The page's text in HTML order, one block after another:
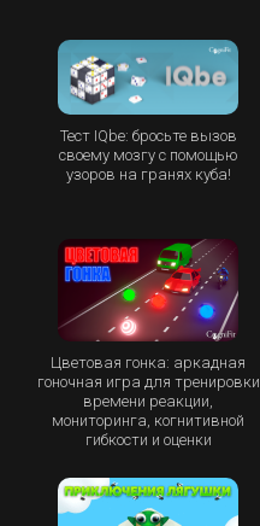
Тест IQbe: бросьте вызов
своему мозгу с помощью
узоров на гранях куба!
Цветовая гонка: аркадная
гоночная игра для тренировки
времени реакции,
мониторинга, когнитивной
гибкости и оценки